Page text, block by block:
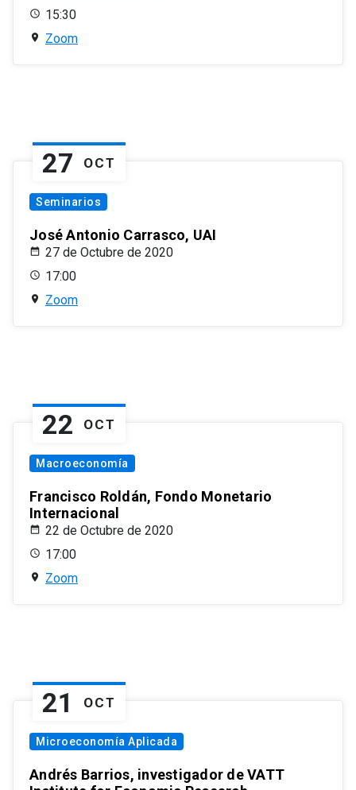
15:30
Zoom
27 OCT
Seminarios
José Antonio Carrasco, UAI
27 de Octubre de 2020
17:00
Zoom
22 OCT
Macroeconomía
Francisco Roldán, Fondo Monetario
Internacional
22 de Octubre de 2020
17:00
Zoom
21 OCT
Microeconomía Aplicada
Andrés Barrios, investigador de VATT